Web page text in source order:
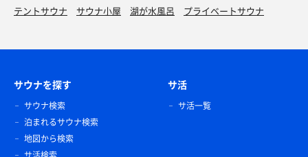
テントサウナ
サウナ小屋 湖が水風呂 プライベートサウナ
サウナを探す
サウナ検索
泊まれるサウナ検索
地図から検索
サ活
サ活一覧